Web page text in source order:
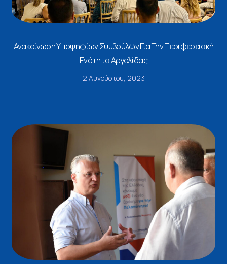
Ανακοίνωση Υποψηφίων Συμβούλων Για Την Περιφερειακή
Ενότητα Αργολίδας
2 Αυγούστου, 2023